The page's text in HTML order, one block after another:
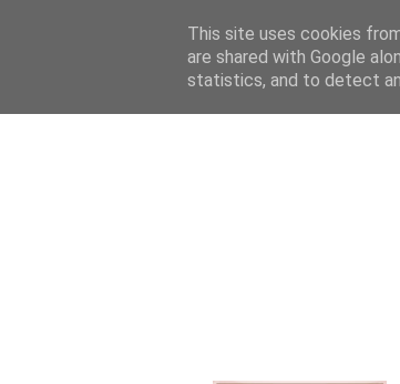
ÜBER MICH
This site uses cookies
are shared with Google
statistics, and to detect